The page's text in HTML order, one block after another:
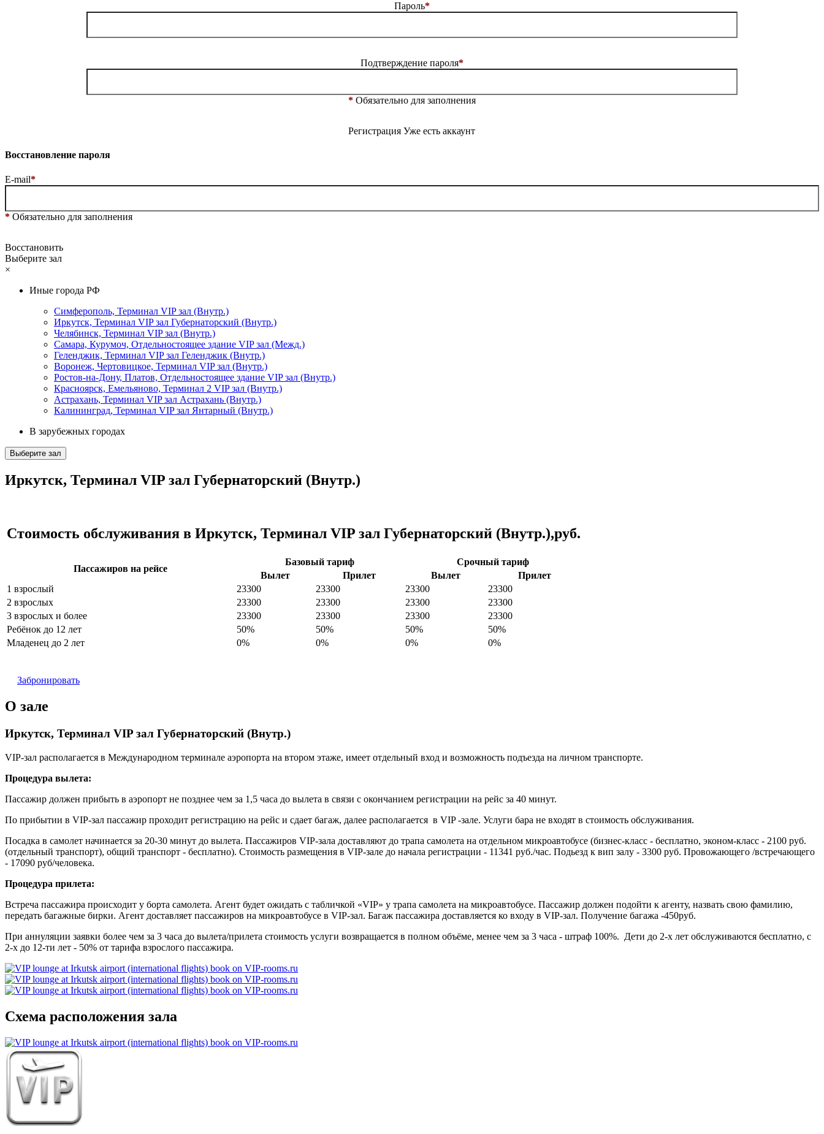
Пароль*
Подтверждение пароля*
*Обязательно для заполнения
Регистрация Уже есть аккаунт
Восстановление пароля
E-mail*
* Обязательно для заполнения
Восстановить
Выберите зал
×
Иные города РФ
Симферополь, Терминал VIP зал (Внутр.)
Иркутск, Терминал VIP зал Губернаторский (Внутр.)
Челябинск, Терминал VIP зал (Внутр.)
Самара, Курумоч, Отдельностоящее здание VIP зал (Межд.)
Геленджик, Терминал VIP зал Геленджик (Внутр.)
Воронеж, Чертовицкое, Терминал VIP зал (Внутр.)
Ростов-на-Дону, Платов, Отдельностоящее здание VIP зал (Внутр.)
Красноярск, Емельяново, Терминал 2 VIP зал (Внутр.)
Астрахань, Терминал VIP зал Астрахань (Внутр.)
Калининград, Терминал VIP зал Янтарный (Внутр.)
В зарубежных городах
Выберите зал
Иркутск, Терминал VIP зал Губернаторский (Внутр.)
Стоимость обслуживания в Иркутск, Терминал VIP зал Губернаторский (Внутр.),руб.
Пассажиров на рейсе
Базовый тариф
Срочный тариф
Вылет
Прилет Вылет
Прилет
1 взрослый
23300 23300 23300
23300
2 взрослых
23300 23300 23300
23300
3 взрослых и более
23300 23300 23300
23300
Ребёнок до 12 лет
50% 50% 50%
50%
Младенец до 2 лет
0% 0% 0% 0%
Забронировать
О зале
Иркутск, Терминал VIP зал Губернаторский (Внутр.)
VIP-зал располагается в Международном терминале аэропорта на втором этаже, имеет отдельный вход и возможность подъезда на личном транспорте.
Процедура вылета:
Пассажир должен прибыть в аэропорт не позднее чем за 1,5 часа до вылета в связи с окончанием регистрации на рейс за 40 минут.
По прибытии в VIP-зал пассажир проходит регистрацию на рейс и сдает багаж, далее располагается в VIP -зале. Услуги бара не входят в стоимость обслуживания.
Посадка в самолет начинается за 20-30 минут до вылета. Пассажиров VIP-зала доставляют до трапа самолета на отдельном микроавтобусе (бизнес-класс - бесплатно, эконом-класс - 2100 руб.
(отдельный транспорт), общий транспорт - бесплатно). Стоимость размещения в VIP-зале до начала регистрации - 11341 руб./час. Подьезд к вип залу - 3300 руб. Провожающего /встречающего
- 17090 руб/человека.
Процедура прилета:
Встреча пассажира происходит у борта самолета. Агент будет ожидать с табличкой «VIP» у трапа самолета на микроавтобусе. Пассажир должен подойти к агенту, назвать свою фамилию,
передать багажные бирки. Агент доставляет пассажиров на микроавтобусе в VIP-зал. Багаж пассажира доставляется ко входу в VIP-зал. Получение багажа -450руб.
При аннуляции заявки более чем за 3 часа до вылета/прилета стоимость услуги возвращается в полном объёме, менее чем за 3 часа - штраф 100%. Дети до 2-х лет обслуживаются бесплатно, с
2-х до 12-ти лет - 50% от тарифа взрослого пассажира.
Схема расположения зала